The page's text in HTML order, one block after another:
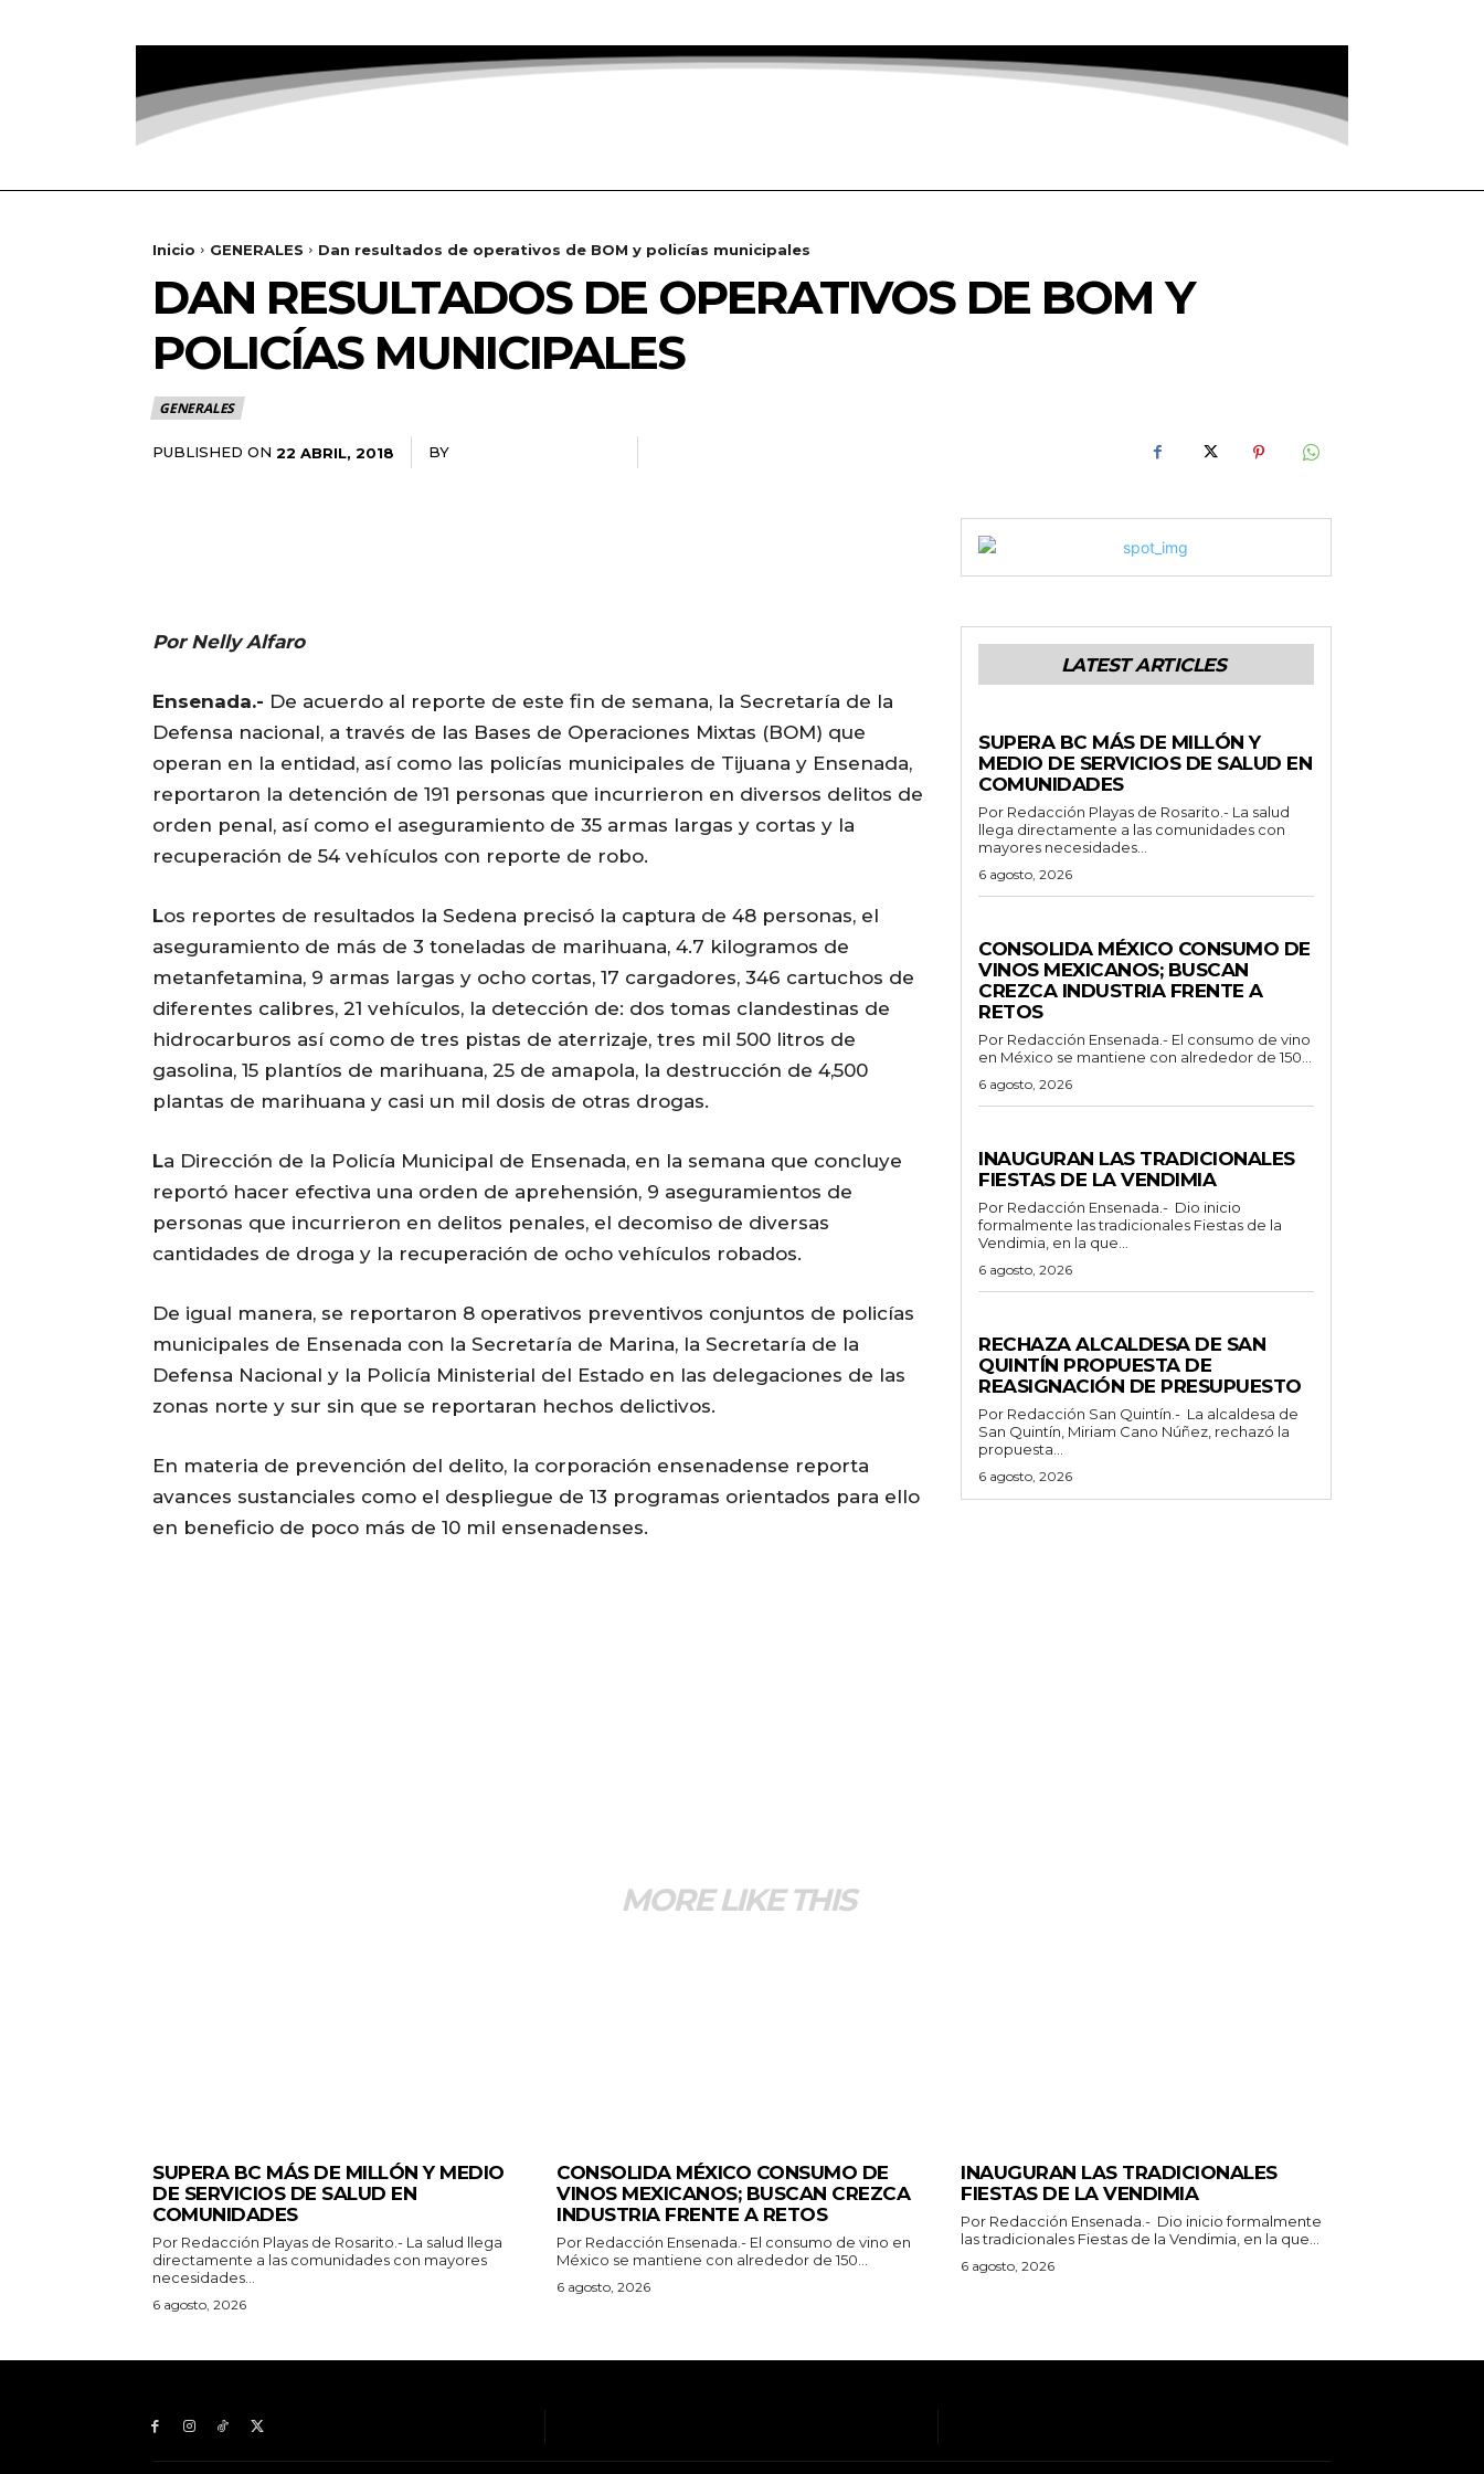
Inicio GENERALES Dan resultados de operativos de BOM y policías municipales
DAN RESULTADOS DE OPERATIVOS DE BOM Y
POLICÍAS MUNICIPALES
GENERALES
PUBLISHED ON 22 ABRIL, 2018 BY
Por Nelly Alfaro
Ensenada.- De acuerdo al reporte de este fin de semana, la Secretaría de la
Defensa nacional, a través de las Bases de Operaciones Mixtas (BOM) que
operan en la entidad, así como las policías municipales de Tijuana y Ensenada,
reportaron la detención de 191 personas que incurrieron en diversos delitos de
orden penal, así como el aseguramiento de 35 armas largas y cortas y la
recuperación de 54 vehículos con reporte de robo.
Los reportes de resultados la Sedena precisó la captura de 48 personas, el
aseguramiento de más de 3 toneladas de marihuana, 4.7 kilogramos de
metanfetamina, 9 armas largas y ocho cortas, 17 cargadores, 346 cartuchos de
diferentes calibres, 21 vehículos, la detección de: dos tomas clandestinas de
hidrocarburos así como de tres pistas de aterrizaje, tres mil 500 litros de
gasolina, 15 plantíos de marihuana, 25 de amapola, la destrucción de 4,500
plantas de marihuana y casi un mil dosis de otras drogas.
La Dirección de la Policía Municipal de Ensenada, en la semana que concluye
reportó hacer efectiva una orden de aprehensión, 9 aseguramientos de
personas que incurrieron en delitos penales, el decomiso de diversas
cantidades de droga y la recuperación de ocho vehículos robados.
De igual manera, se reportaron 8 operativos preventivos conjuntos de policías
municipales de Ensenada con la Secretaría de Marina, la Secretaría de la
Defensa Nacional y la Policía Ministerial del Estado en las delegaciones de las
zonas norte y sur sin que se reportaran hechos delictivos.
En materia de prevención del delito, la corporación ensenadense reporta
avances sustanciales como el despliegue de 13 programas orientados para ello
en beneficio de poco más de 10 mil ensenadenses.
LATEST ARTICLES
SUPERA BC MÁS DE MILLÓN Y
MEDIO DE SERVICIOS DE SALUD EN
COMUNIDADES
Por Redacción Playas de Rosarito.- La salud
llega directamente a las comunidades con
mayores necesidades...
6 agosto, 2026
CONSOLIDA MÉXICO CONSUMO DE
VINOS MEXICANOS; BUSCAN
CREZCA INDUSTRIA FRENTE A
RETOS
Por Redacción Ensenada.- El consumo de vino
en México se mantiene con alrededor de 150...
6 agosto, 2026
INAUGURAN LAS TRADICIONALES
FIESTAS DE LA VENDIMIA
Por Redacción Ensenada.- Dio inicio
formalmente las tradicionales Fiestas de la
Vendimia, en la que...
6 agosto, 2026
RECHAZA ALCALDESA DE SAN
QUINTÍN PROPUESTA DE
REASIGNACIÓN DE PRESUPUESTO
Por Redacción San Quintín.- La alcaldesa de
San Quintín, Miriam Cano Núñez, rechazó la
propuesta...
6 agosto, 2026
MORE LIKE THIS
SUPERA BC MÁS DE MILLÓN Y MEDIO
DE SERVICIOS DE SALUD EN
COMUNIDADES
Por Redacción Playas de Rosarito.- La salud llega
directamente a las comunidades con mayores
necesidades...
6 agosto, 2026
CONSOLIDA MÉXICO CONSUMO DE
VINOS MEXICANOS; BUSCAN CREZCA
INDUSTRIA FRENTE A RETOS
Por Redacción Ensenada.- El consumo de vino en
México se mantiene con alrededor de 150...
6 agosto, 2026
INAUGURAN LAS TRADICIONALES
FIESTAS DE LA VENDIMIA
Por Redacción Ensenada.- Dio inicio formalmente
las tradicionales Fiestas de la Vendimia, en la que...
6 agosto, 2026